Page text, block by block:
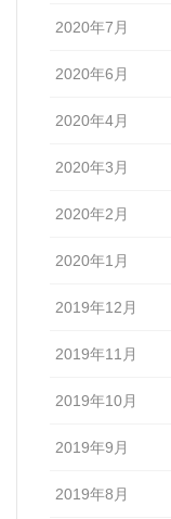
2020年7月
2020年6月
2020年4月
2020年3月
2020年2月
2020年1月
2019年12月
2019年11月
2019年10月
2019年9月
2019年8月